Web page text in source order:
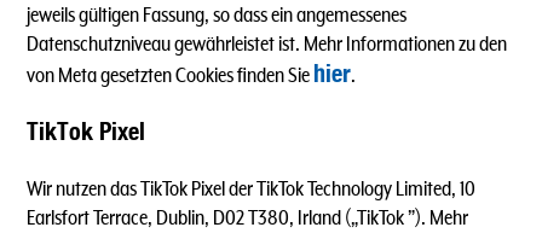
jeweils gültigen Fassung, so dass ein angemessenes
Datenschutzniveau gewährleistet ist. Mehr Informationen zu den
von Meta gesetzten Cookies finden Sie hier.
TikTok Pixel
Wir nutzen das TikTok Pixel der TikTok Technology Limited, 10
Earlsfort Terrace, Dublin, D02 T380, Irland („TikTok ”). Mehr